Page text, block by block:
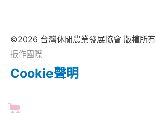
©2026 台灣休閒農業發展協會 版權所
振作國際
Cookie聲明